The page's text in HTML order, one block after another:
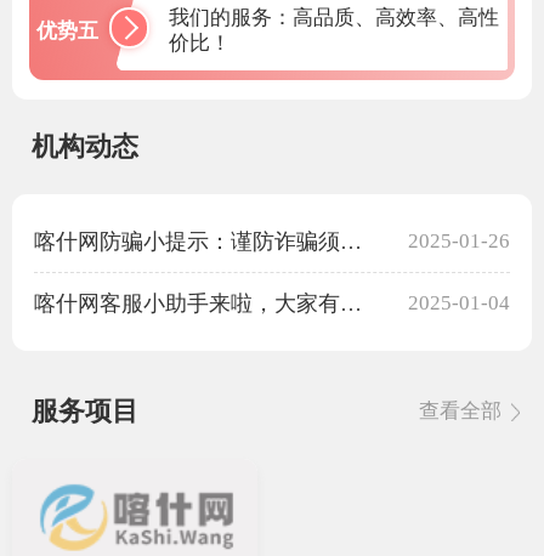
优势五
我们的服务：高品质、高效率、高性
价比！
机构动态
喀什网防骗小提示：谨防诈骗须知，欢迎学习查阅 2025-01-26
喀什网客服小助手来啦，大家有问题欢迎联系我 2025-01-04
服务项目 查看全部